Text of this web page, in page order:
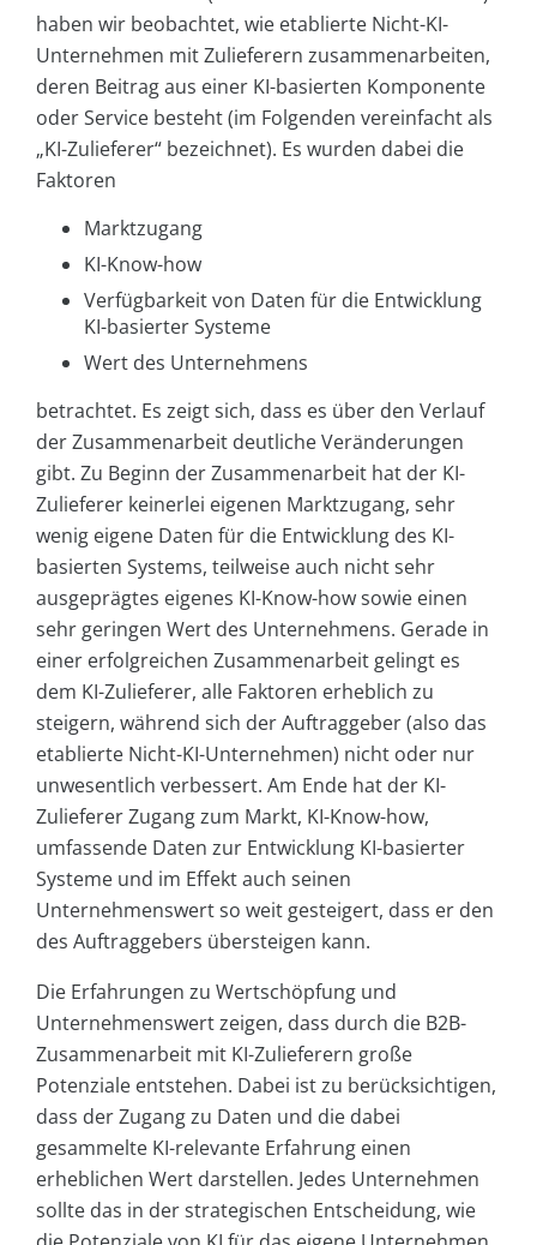
haben wir beobachtet, wie etablierte Nicht-KI-
Unternehmen mit Zulieferern zusammenarbeiten,
deren Beitrag aus einer KI-basierten Komponente
oder Service besteht (im Folgenden vereinfacht als
„KI-Zulieferer“ bezeichnet). Es wurden dabei die
Faktoren
Marktzugang
KI-Know-how
Verfügbarkeit von Daten für die Entwicklung
KI-basierter Systeme
Wert des Unternehmens
betrachtet. Es zeigt sich, dass es über den Verlauf
der Zusammenarbeit deutliche Veränderungen
gibt. Zu Beginn der Zusammenarbeit hat der KI-
Zulieferer keinerlei eigenen Marktzugang, sehr
wenig eigene Daten für die Entwicklung des KI-
basierten Systems, teilweise auch nicht sehr
ausgeprägtes eigenes KI-Know-how sowie einen
sehr geringen Wert des Unternehmens. Gerade in
einer erfolgreichen Zusammenarbeit gelingt es
dem KI-Zulieferer, alle Faktoren erheblich zu
steigern, während sich der Auftraggeber (also das
etablierte Nicht-KI-Unternehmen) nicht oder nur
unwesentlich verbessert. Am Ende hat der KI-
Zulieferer Zugang zum Markt, KI-Know-how,
umfassende Daten zur Entwicklung KI-basierter
Systeme und im Effekt auch seinen
Unternehmenswert so weit gesteigert, dass er den
des Auftraggebers übersteigen kann.
Die Erfahrungen zu Wertschöpfung und
Unternehmenswert zeigen, dass durch die B2B-
Zusammenarbeit mit KI-Zulieferern große
Potenziale entstehen. Dabei ist zu berücksichtigen,
dass der Zugang zu Daten und die dabei
gesammelte KI-relevante Erfahrung einen
erheblichen Wert darstellen. Jedes Unternehmen
sollte das in der strategischen Entscheidung, wie